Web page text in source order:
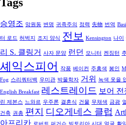
승영조 망원동 변명 귀족주의 정력 先物 번역
터 로드 허벅지 조지 양식 전보 Kensington 나이
리 S. 클링거
사자 문양 런던 모니터 켄징턴
셰익스피어
작품 베이컨 주홍색 봉인
Fog 스리쿼터백 우미관 박물학자 거위 녹색 옷을
English Breakfast 레스트레이드 보어 전
린 제본스
느와르 우주론 결혼식 건물 무채색 금광
건축 권총 편지 디오게네스 클럽
아프리카 로버트 퍼거슨 빅토리아 시대 얼굴 활